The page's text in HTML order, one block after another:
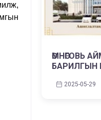
ӨМНӨГОВЬ
БАРИЛГЫН
2025-05-29